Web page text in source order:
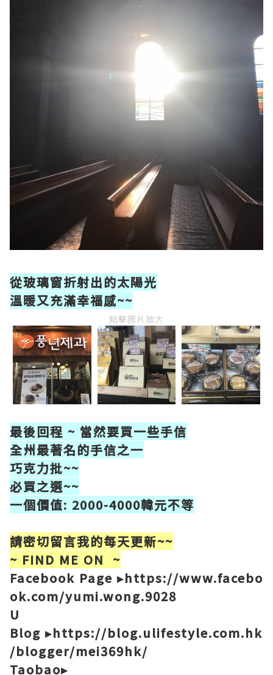
從玻璃窗折射出的太陽光
溫暖又充滿幸福感~~
點擊圖片放大
最後回程 ~ 當然要買一些手信
全州最著名的手信之一
巧克力批~~
必買之選~~
一個價值: 2000-4000韓元不等
請密切留言我的每天更新~~
~ FIND ME ON ~
Facebook Page ▸https://www.facebo
ok.com/yumi.wong.9028
U
Blog ▸https://blog.ulifestyle.com.hk
/blogger/mei369hk/
Taobao▸